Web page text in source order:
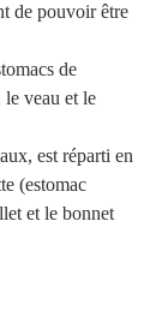
de pouvoir être
de
veau et le
est réparti en
(estomac
et le bonnet